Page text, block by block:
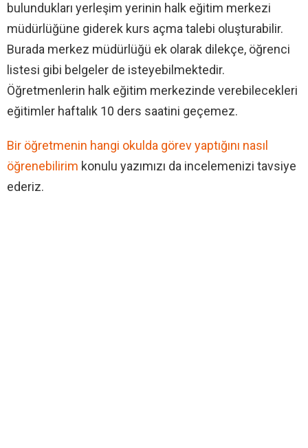
bulundukları yerleşim yerinin halk eğitim merkezi
müdürlüğüne giderek kurs açma talebi oluşturabilir.
Burada merkez müdürlüğü ek olarak dilekçe, öğrenci
listesi gibi belgeler de isteyebilmektedir.
Öğretmenlerin halk eğitim merkezinde verebilecekleri
eğitimler haftalık 10 ders saatini geçemez.
Bir öğretmenin hangi okulda görev yaptığını nasıl
öğrenebilirim konulu yazımızı da incelemenizi tavsiye
ederiz.